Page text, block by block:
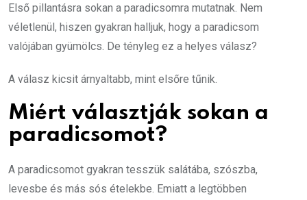
Első pillantásra sokan a paradicsomra mutatnak. Nem
véletlenül, hiszen gyakran halljuk, hogy a paradicsom
valójában gyümölcs. De tényleg ez a helyes válasz?
A válasz kicsit árnyaltabb, mint elsőre tűnik.
Miért választják sokan a
paradicsomot?
A paradicsomot gyakran tesszük salátába, szószba,
levesbe és más sós ételekbe. Emiatt a legtöbben